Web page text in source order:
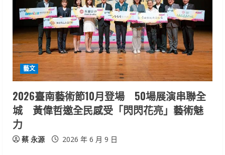
藝文
2026臺南藝術節10月登場 50場展演串聯全
城 黃偉哲邀全民感受「閃閃花亮」藝術魅
力
蔡 永源 2026 年 6 月 9 日